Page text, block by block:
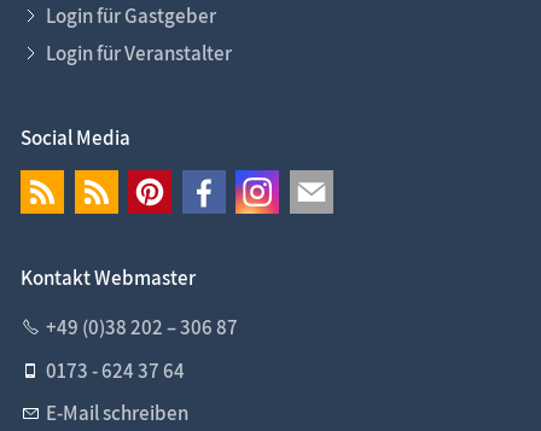
Login für Gastgeber
Login für Veranstalter
Social Media
Kontakt Webmaster
+49 (0)38 202 – 306 87
0173 - 624 37 64
E-Mail schreiben